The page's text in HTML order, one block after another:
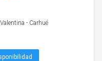
- Carhué